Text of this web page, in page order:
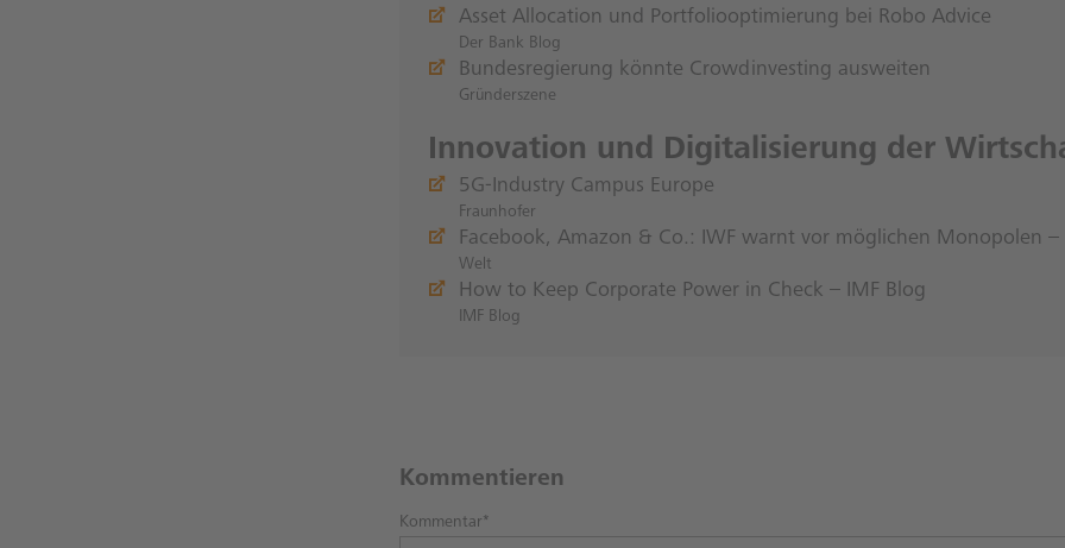
Asset Allocation und Portfoliooptimierung bei Robo Advice
Der Bank Blog
Bundesregierung könnte Crowdinvesting ausweiten
Gründerszene
Innovation und Digitalisierung der
5G-Industry Campus Europe
Fraunhofer
Facebook, Amazon & Co.: IWF warnt vor möglichen Monopolen –
Welt
How to Keep Corporate Power in Check – IMF Blog
IMF Blog
Kommentieren
Kommentar*